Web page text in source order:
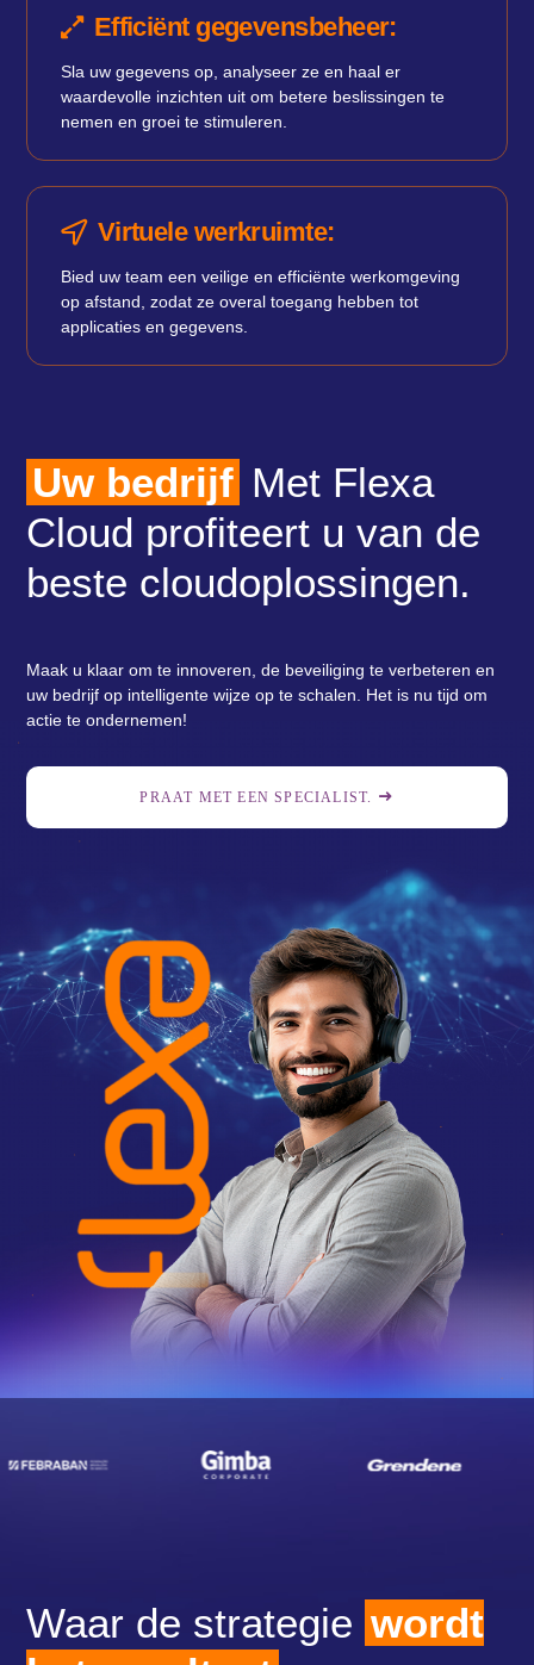
Efficiënt gegevensbeheer:
Sla uw gegevens op, analyseer ze en haal er
waardevolle inzichten uit om betere beslissingen te
nemen en groei te stimuleren.
Virtuele werkruimte:
Bied uw team een ​​veilige en efficiënte werkomgeving
op afstand, zodat ze overal toegang hebben tot
applicaties en gegevens.
Uw bedrijf Met Flexa
Cloud profiteert u van de
beste cloudoplossingen.
Maak u klaar om te innoveren, de beveiliging te verbeteren en
uw bedrijf op intelligente wijze op te schalen. Het is nu tijd om
actie te ondernemen!
PRAAT MET EEN SPECIALIST.
Waar de strategie wordt